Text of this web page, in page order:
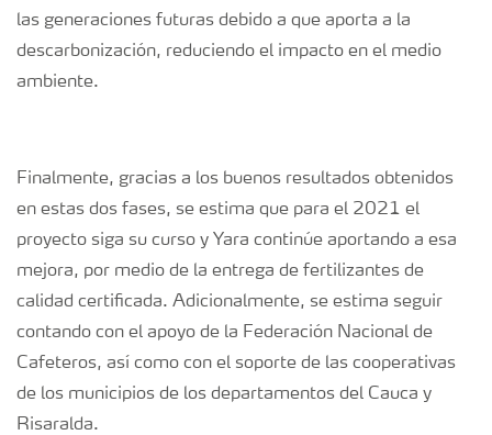
las generaciones futuras debido a que aporta a la
descarbonización, reduciendo el impacto en el medio
ambiente.
Finalmente, gracias a los buenos resultados obtenidos
en estas dos fases, se estima que para el 2021 el
proyecto siga su curso y Yara continúe aportando a esa
mejora, por medio de la entrega de fertilizantes de
calidad certificada. Adicionalmente, se estima seguir
contando con el apoyo de la Federación Nacional de
Cafeteros, así como con el soporte de las cooperativas
de los municipios de los departamentos del Cauca y
Risaralda.